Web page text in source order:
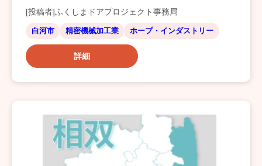
[投稿者]ふくしまドアプロジェクト事務局
白河市 精密機械加工業 ホープ・インダストリー
詳細